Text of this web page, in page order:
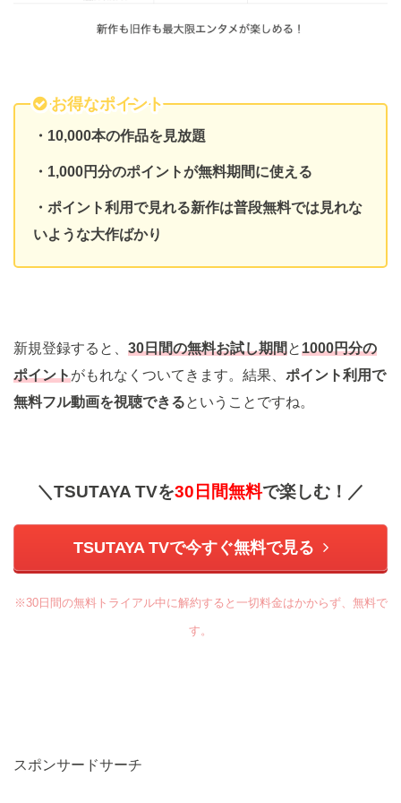
お得なポイント
・10,000本の作品を見放題
・1,000円分のポイントが無料期間に使える
・ポイント利用で見れる新作は普段無料では見れな
いような大作ばかり
新規登録すると、 30日間の無料お試し期間と1000円分の
ポイントがもれなくついてきます。結果、 ポイント利用で
無料フル動画を視聴できるということですね。
＼TSUTAYA TVを30日間無料で楽しむ！／
TSUTAYA TVで今すぐ無料で見る
※30日間の無料トライアル中に解約すると一切料金はかからず、無料で
す。
スポンサードサーチ